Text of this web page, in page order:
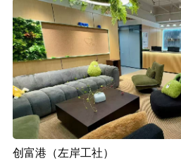
创富港（左岸工社）